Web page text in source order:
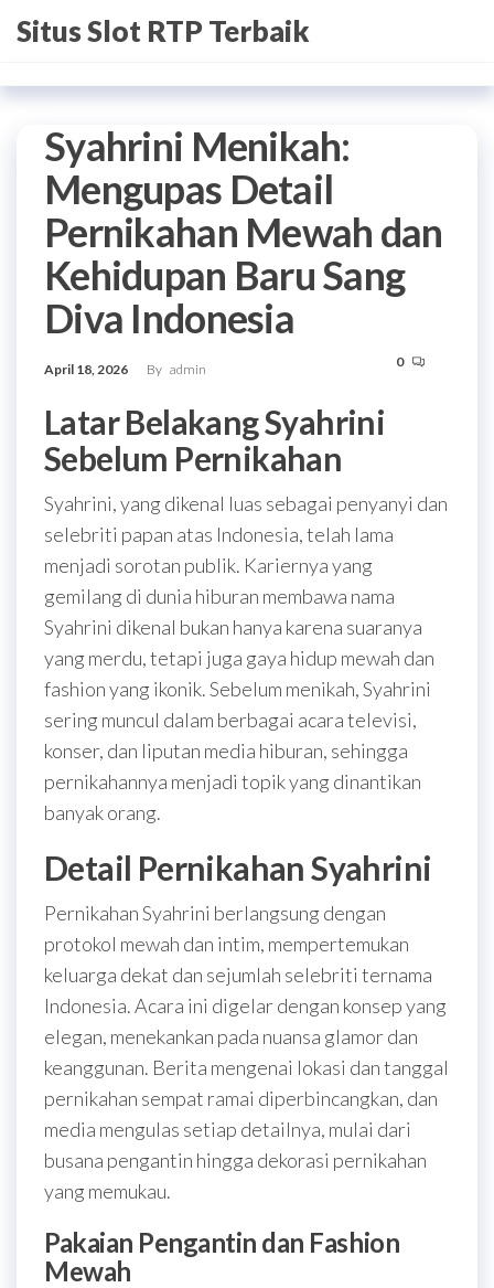
toSitus Slot RTP Terbaik
Syahrini Menikah:
Mengupas Detail
Pernikahan Mewah dan
Kehidupan Baru Sang
Diva Indonesia
April 18, 2026 By admin 0
Latar Belakang Syahrini
Sebelum Pernikahan
Syahrini, yang dikenal luas sebagai penyanyi dan
selebriti papan atas Indonesia, telah lama
menjadi sorotan publik. Kariernya yang
gemilang di dunia hiburan membawa nama
Syahrini dikenal bukan hanya karena suaranya
yang merdu, tetapi juga gaya hidup mewah dan
fashion yang ikonik. Sebelum menikah, Syahrini
sering muncul dalam berbagai acara televisi,
konser, dan liputan media hiburan, sehingga
pernikahannya menjadi topik yang dinantikan
banyak orang.
Detail Pernikahan Syahrini
Pernikahan Syahrini berlangsung dengan
protokol mewah dan intim, mempertemukan
keluarga dekat dan sejumlah selebriti ternama
Indonesia. Acara ini digelar dengan konsep yang
elegan, menekankan pada nuansa glamor dan
keanggunan. Berita mengenai lokasi dan tanggal
pernikahan sempat ramai diperbincangkan, dan
media mengulas setiap detailnya, mulai dari
busana pengantin hingga dekorasi pernikahan
yang memukau.
Pakaian Pengantin dan Fashion
Mewah